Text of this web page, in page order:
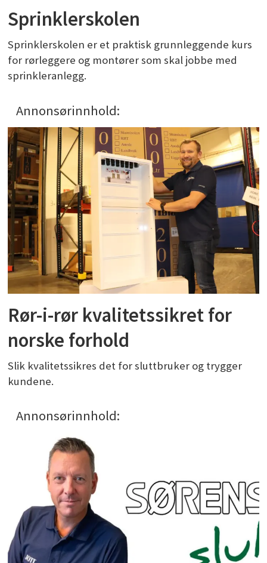
Sprinklerskolen
Sprinklerskolen er et praktisk grunnleggende kurs
for rørleggere og montører som skal jobbe med
sprinkleranlegg.
Annonsørinnhold:
Rør-i-rør kvalitetssikret for
norske forhold
Slik kvalitetssikres det for sluttbruker og trygger
kundene.
Annonsørinnhold: